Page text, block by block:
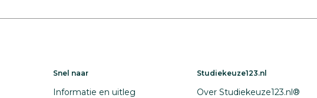
Snel naar
Informatie en uitleg
Studiekeuze123.nl
Over Studiekeuze123.nl®